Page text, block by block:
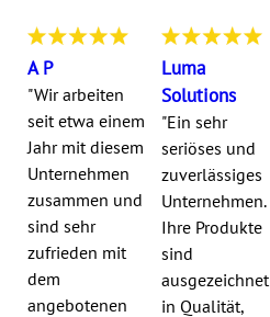
A P
"Wir arbeiten
seit etwa einem
Jahr mit diesem
Unternehmen
zusammen und
sind sehr
zufrieden mit
dem
angebotenen
Luma
Solutions
"Ein sehr
seriöses und
zuverlässiges
Unternehmen.
Ihre Produkte
sind
ausgezeichnet
in Qualität,